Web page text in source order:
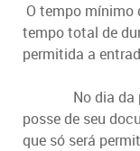
O tempo mínimo
tempo total de
permitida a
No dia da
posse de seu
que só será